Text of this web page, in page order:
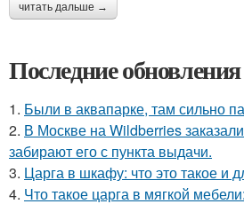
читать дальше →
Последние
1. Были в аквапарке, там сильно
2. В Москве на Wildberries
забирают его с пункта выдачи.
3. Царга в шкафу: что это такое и
4. Что такое царга в мягкой